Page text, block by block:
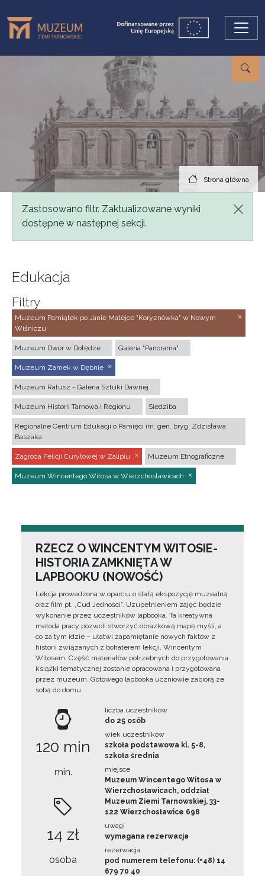
Strona główna
Komunikat
Zastosowano filtr. Zaktualizowane wyniki
dostępne w następnej sekcji.
Edukacja
Filtry
Muzeum Pamiątek po Janie Matejce "Koryznówka" w Nowym
Wiśniczu
Muzeum Dwór w Dołędze Galeria "Panorama"
Muzeum Zamek w Dębnie
Muzeum Ratusz - Galeria Sztuki Dawnej
Muzeum Historii Tarnowa i Regionu Siedziba
Regionalne Centrum Edukacji o Pamięci im. gen. bryg. Zdzisława
Baszaka
Zagroda Felicji Curyłowej w Zalipiu Muzeum Etnograficzne
Muzeum Wincentego Witosa w Wierzchosławicach
RZECZ O WINCENTYM WITOSIE-
HISTORIA ZAMKNIĘTA W
LAPBOOKU (NOWOŚĆ)
Lekcja prowadzona w oparciu o stałą ekspozycję muzealną
oraz film pt. „Cud Jedności”. Uzupełnieniem zajęć będzie
wykonanie przez uczestników lapbooka. Ta kreatywna
metoda pracy pozwoli stworzyć obrazkową mapę myśli, a
co za tym idzie – ułatwi zapamiętanie nowych faktów z
historii związanych z bohaterem lekcji, Wincentym
Witosem. Część materiałów potrzebnych do przygotowania
książki tematycznej zostanie opracowana i przygotowana
przez muzeum. Gotowego lapbooka uczniowie zabiorą ze
sobą do domu.
120 min
min.
14 zł
osoba
liczba uczestników
do 25 osób
wiek uczestników
szkoła podstawowa kl. 5-8,
szkoła średnia
miejsce
Muzeum Wincentego Witosa w
Wierzchosławicach, oddział
Muzeum Ziemi Tarnowskiej, 33-
122 Wierzchosławice 698
uwagi
wymagana rezerwacja
rezerwacja
pod numerem telefonu: (+48) 14
679 70 40